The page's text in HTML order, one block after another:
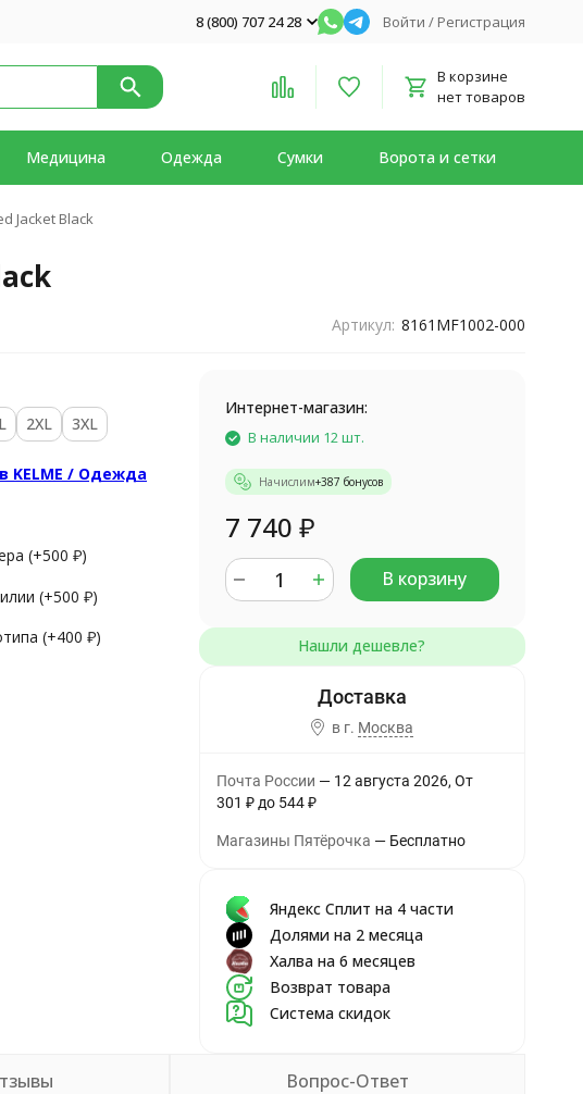
8 (800) 707 24 28 Войти / Регистрация
В корзине
нет товаров
Медицина Одежда Сумки Ворота и сетки
Jacket Black
Артикул: 8161MF1002-000
2XL 3XL
KELME / Одежда
(+500 ₽)
(+500 ₽)
(+400 ₽)
Интернет-магазин:
В наличии 12 шт.
Начислим+387 бонусов
7 740 ₽
В корзину
в г. Москва
Почта России 12 августа 2026 От
301 ₽ до 544₽
Магазины Пятёрочка Бесплатно
Яндекс Сплит на 4 части
Долями на 2 месяца
Халва на 6 месяцев
Возврат товара
Система скидок
Вопрос-Ответ